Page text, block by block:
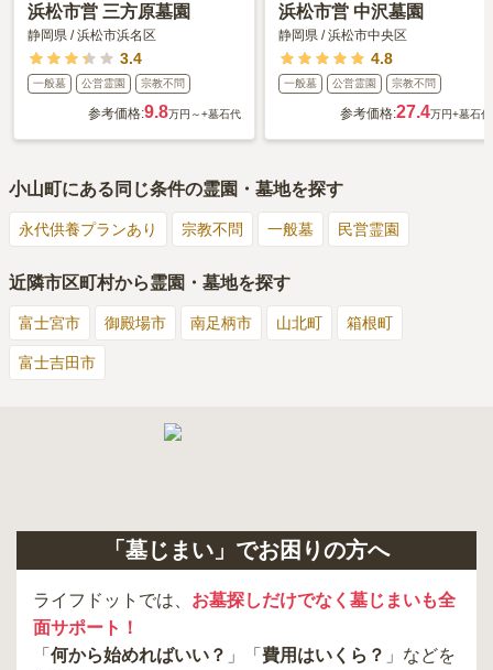
浜松市営 三方原墓園
静岡県 /浜松市浜名区
3.4
一般墓 公営霊園 宗教不問
参考価格:9.8万円～+墓石代
浜松市営 中沢墓園
静岡県 /浜松市中央区
4.8
一般墓 公営霊園 宗教不問
参考価格:27.4万円+墓石代
小山町にある同じ条件の霊園・墓地を探す
永代供養プランあり 宗教不問 一般墓 民営霊園
近隣市区町村から霊園・墓地を探す
富士宮市 御殿場市 南足柄市 山北町 箱根町
富士吉田市
「墓じまい」でお困りの方へ
ライフドットでは、 お墓探しだけでなく墓じまいも全
面サポート！
「 何から始めればいい？ 」「 費用はいくら？ 」などを